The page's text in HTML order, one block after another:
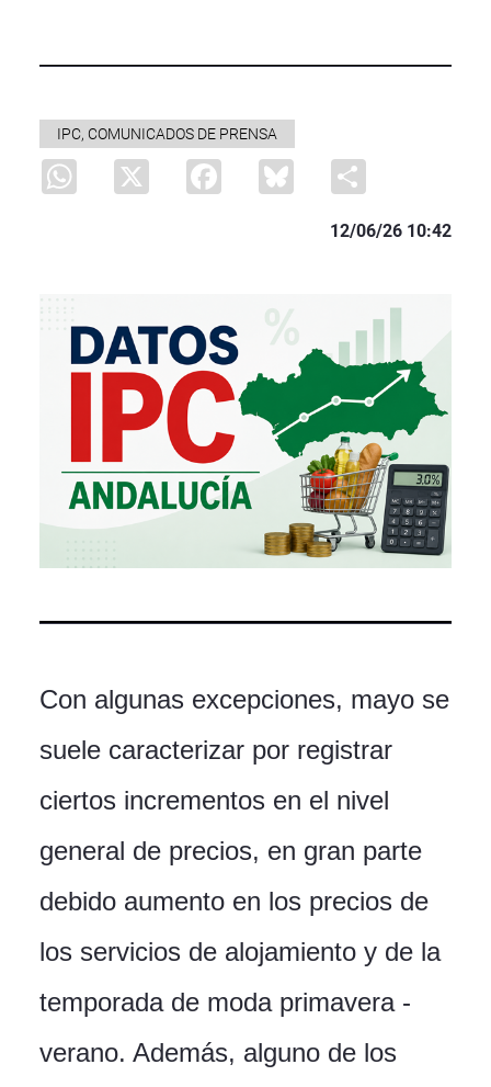
IPC, COMUNICADOS DE PRENSA
WhatsApp
X Facebook Bluesky
12/06/26 10:42
Con algunas excepciones, mayo se
suele caracterizar por registrar
ciertos incrementos en el nivel
general de precios, en gran parte
debido aumento en los precios de
los servicios de alojamiento y de la
temporada de moda primavera -
verano. Además, alguno de los